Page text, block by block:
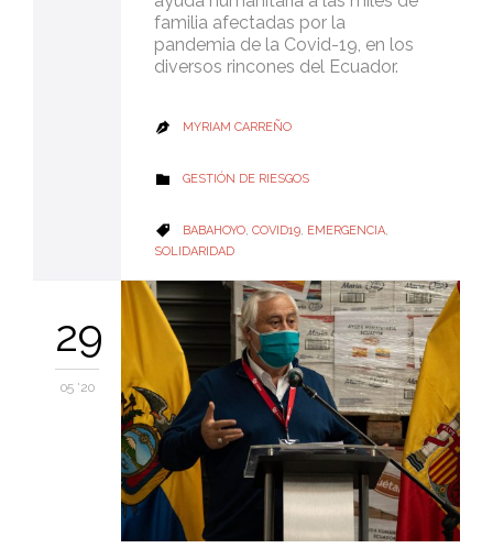
familia afectadas por la
pandemia de la Covid-19, en los
diversos rincones del Ecuador.
 MYRIAM CARREÑO
 CATEGORY
GESTIÓN DE RIESGOS
 CATEGORY
BABAHOYO COVID19 EMERGENCIA
SOLIDARIDAD
29
05 '20